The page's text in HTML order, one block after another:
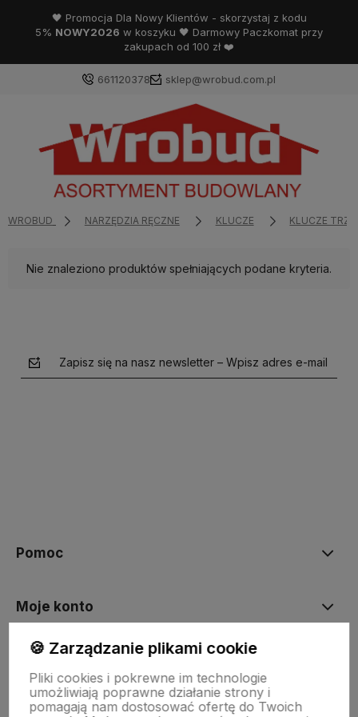
🖤 Promocja Dla Nowy Klientów - skorzystaj z kodu
5% NOWY2026 w koszyku 🖤 Darmowy Paczkomat przy
zakupach od 100 zł ❤️
661120378 sklep@wrobud.com.pl
WROBUD NARZĘDZIA RĘCZNE KLUCZE KLUCZE
Nie znaleziono produktów spełniających podane kryteria.
Zapisz się na nasz newsletter – Wpisz adres e-mail
Pomoc
Moje konto
Płatności i dostawa
🍪 Zarządzanie plikami cookie
Pliki cookies i pokrewne im technologie
umożliwiają poprawne działanie strony i
pomagają nam dostosować ofertę do Twoich